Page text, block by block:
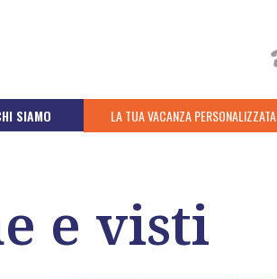
SIAMO LA TUA VACANZA PERSONALIZZATA
e visti